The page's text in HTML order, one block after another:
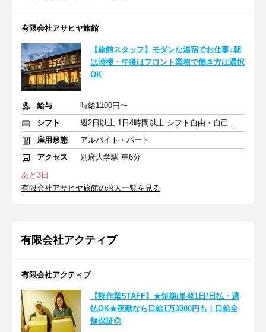
有限会社アサヒヤ旅館
【旅館スタッフ】モダンな湯宿でお仕事♪朝
は清掃・午後はフロント業務で働き方は選択
OK
給与
時給1100円〜
シフト
週2日以上 1日4時間以上 シフト自由・自己申告
雇用形態
アルバイト・パート
アクセス
別府大学駅 車6分
あと3日
有限会社アサヒヤ旅館の求人一覧を見る
有限会社アクティブ
有限会社アクティブ
【軽作業STAFF】★短期/単発1日/日払・週
払OK★夜勤なら日給1万3000円も！日給全
額保証◎